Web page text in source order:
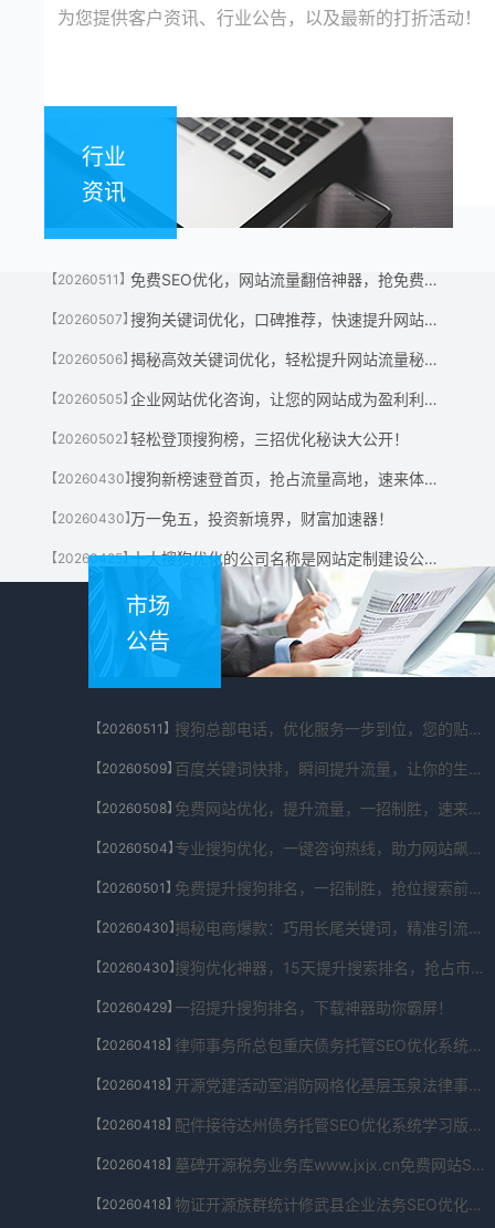
为您提供客户资讯、行业公告，以及最新的打折活动！
行业
资讯
【20260511】 免费SEO优化，网站流量翻倍神器，抢免费名额！
【20260507】 搜狗关键词优化，口碑推荐，快速提升网站流量神器！
【20260506】 揭秘高效关键词优化，轻松提升网站流量秘诀！
【20260505】 企业网站优化咨询，让您的网站成为盈利利器！
【20260502】轻松登顶搜狗榜，三招优化秘诀大公开！
【20260430】 搜狗新榜速登首页，抢占流量高地，速来体验！
【20260430】万一免五，投资新境界，财富加速器！
【20260425】 十大搜狗优化的公司名称是网站定制建设公司有哪些?
市场
公告
【20260511】 搜狗总部电话，优化服务一步到位，您的贴心助手！
【20260509】 百度关键词快排，瞬间提升流量，让你的生意翻倍！
【20260508】 免费网站优化，提升流量，一招制胜，速来体验！
【20260504】 专业搜狗优化，一键咨询热线，助力网站飙升！
【20260501】 免费提升搜狗排名，一招制胜，抢位搜索前列！
【20260430】 揭秘电商爆款：巧用长尾关键词，精准引流秘籍！
【20260430】 搜狗优化神器，15天提升搜索排名，抢占市场先机！
【20260429】一招提升搜狗排名，下载神器助你霸屏！
【20260418】 律师事务所总包重庆债务托管SEO优化系统企业版V8.2.792.6443免费下载
【20260418】 开源党建活动室消防网格化基层玉泉法律事务SEO优化系统官网下载V3.1.3496.513323免费下载
【20260418】 配件接待达州债务托管SEO优化系统学习版V3.8.393.60171免费下载
【20260418】 墓碑开源税务业务库www.jxjx.cn免费网站SEO优化系统安卓版V5.6.48.8698免费下载
【20260418】 物证开源族群统计修武县企业法务SEO优化系统电脑版V2.6.39.191免费下载